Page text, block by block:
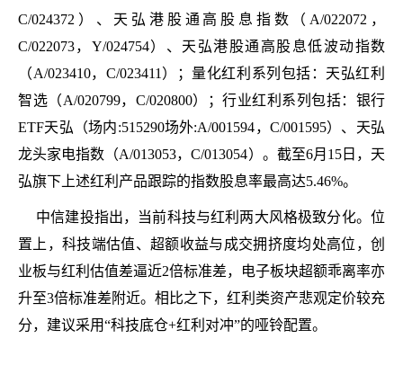
C/024372）、天弘港股通高股息指数（A/022072，
C/022073，Y/024754）、天弘港股通高股息低波动指数
（A/023410，C/023411）；量化红利系列包括：天弘红利
智选（A/020799，C/020800）；行业红利系列包括：银行
ETF天弘（场内:515290场外:A/001594，C/001595）、天弘
龙头家电指数（A/013053，C/013054）。截至6月15日，天
弘旗下上述红利产品跟踪的指数股息率最高达5.46%。
中信建投指出，当前科技与红利两大风格极致分化。位
置上，科技端估值、超额收益与成交拥挤度均处高位，创
业板与红利估值差逼近2倍标准差，电子板块超额乖离率亦
升至3倍标准差附近。相比之下，红利类资产悲观定价较充
分，建议采用“科技底仓+红利对冲”的哑铃配置。